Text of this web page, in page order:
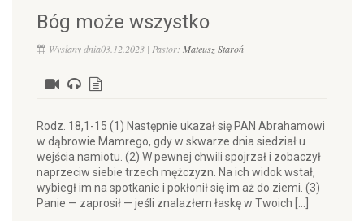
Bóg może wszystko
Wysłany dnia03.12.2023 | Pastor: Mateusz Staroń
Rodz. 18,1-15 (1) Następnie ukazał się PAN Abrahamowi
w dąbrowie Mamrego, gdy w skwarze dnia siedział u
wejścia namiotu. (2) W pewnej chwili spojrzał i zobaczył
naprzeciw siebie trzech mężczyzn. Na ich widok wstał,
wybiegł im na spotkanie i pokłonił się im aż do ziemi. (3)
Panie — zaprosił — jeśli znalazłem łaskę w Twoich […]